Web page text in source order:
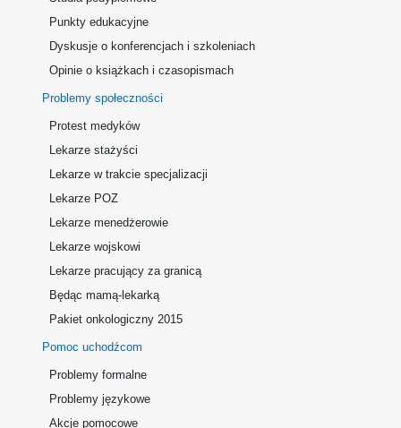
Punkty edukacyjne
Dyskusje o konferencjach i szkoleniach
Opinie o książkach i czasopismach
Problemy społeczności
Protest medyków
Lekarze stażyści
Lekarze w trakcie specjalizacji
Lekarze POZ
Lekarze menedżerowie
Lekarze wojskowi
Lekarze pracujący za granicą
Będąc mamą-lekarką
Pakiet onkologiczny 2015
Pomoc uchodźcom
Problemy formalne
Problemy językowe
Akcje pomocowe